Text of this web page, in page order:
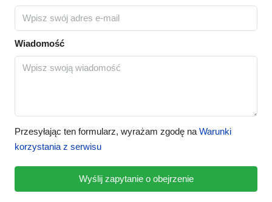
Wiadomość
Przesyłając ten formularz, wyrażam zgodę na Warunki
korzystania z serwisu
Wyślij zapytanie o obejrzenie